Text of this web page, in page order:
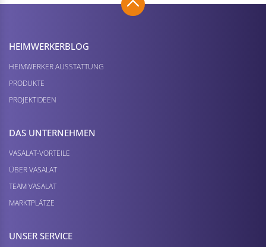
HEIMWERKER­BLOG
HEIMWERKER AUSSTATTUNG
PRODUKTE
PROJEKTIDEEN
DAS UNTERNEHMEN
VASALAT-VORTEILE
ÜBER VASALAT
TEAM VASALAT
MARKTPLÄTZE
UNSER SERVICE